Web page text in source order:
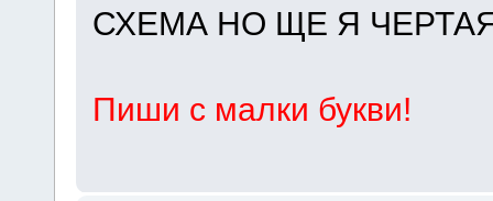
СХЕМА НО ЩЕ Я
Пиши с малки букви!